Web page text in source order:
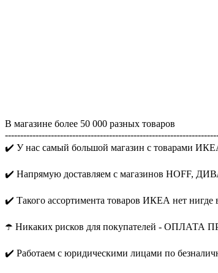
В магазине более 50 000 разных товаров
✔️ У нас самый большой магазин с товарами
✔️ Напрямую доставляем с магазинов HOFF,
✔️ Такого ассортимента товаров ИКЕА нет нигде
☂️ Никаких рисков для покупателей -
✔️ Работаем с юридическими лицами по